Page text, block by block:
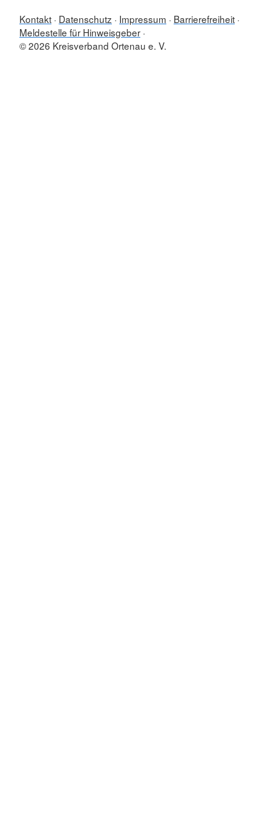
Kontakt Datenschutz Impressum
Barrierefreiheit
Meldestelle für Hinweisgeber
© 2026 Kreisverband Ortenau e. V.